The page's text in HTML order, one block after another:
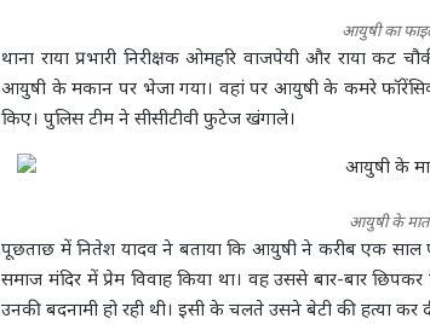
आयुषी का
थाना राया प्रभारी निरीक्षक ओमहरि वाजपेयी और राया कट
आयुषी के मकान पर भेजा गया। वहां पर आयुषी के कमरे
किए। पुलिस टीम ने सीसीटीवी फुटेज खंगाले।
आयुषी के
पूछताछ में नितेश यादव ने बताया कि आयुषी ने करीब एक साल
समाज मंदिर में प्रेम विवाह किया था। वह उससे बार-बार
उनकी बदनामी हो रही थी। इसी के चलते उसने बेटी की हत्या कर